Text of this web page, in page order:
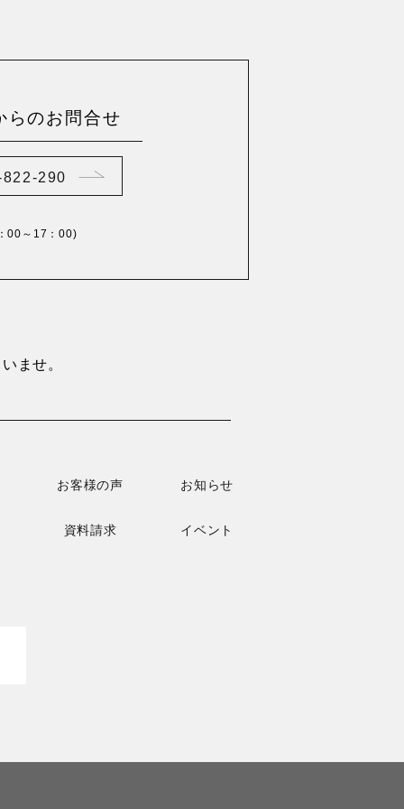
らのお問合せ
290
00～17：00)
ませ。
お客様の声 お知らせ
資料請求 イベント